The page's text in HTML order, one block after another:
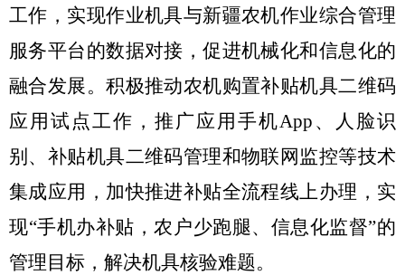
工作，实现作业机具与新疆农机作业综合管理
服务平台的数据对接，促进机械化和信息化的
融合发展。积极推动农机购置补贴机具二维码
应用试点工作，推广应用手机App 、人脸识
别、补贴机具二维码管理和物联网监控等技术
集成应用，加快推进补贴全流程线上办理，实
现“手机办补贴，农户少跑腿、信息化监督”的
管理目标，解决机具核验难题。